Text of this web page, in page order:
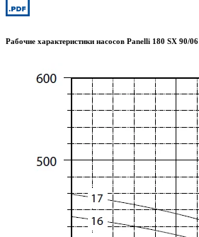
Рабочие характеристики насосов Panelli 180 SX 90/06